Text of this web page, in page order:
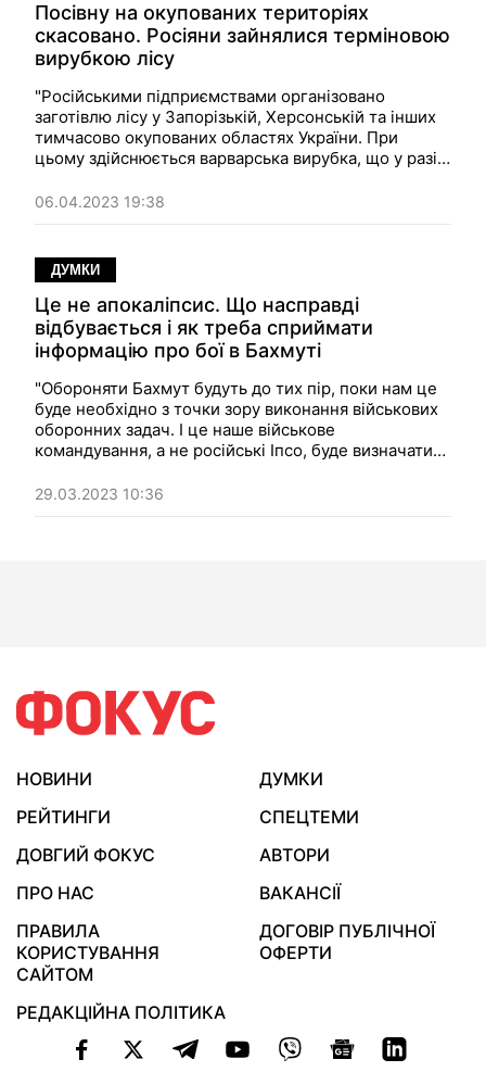
Посівну на окупованих територіях
скасовано. Росіяни зайнялися терміновою
вирубкою лісу
"Російськими підприємствами організовано
заготівлю лісу у Запорізькій, Херсонській та інших
тимчасово окупованих областях України. При
цьому здійснюється варварська вирубка, що у разі її
катастрофічних наслідків для екології". Думка.
06.04.2023 19:38
ДУМКИ
Це не апокаліпсис. Що насправді
відбувається і як треба сприймати
інформацію про бої в Бахмуті
"Обороняти Бахмут будуть до тих пір, поки нам це
буде необхідно з точки зору виконання військових
оборонних задач. І це наше військове
командування, а не російські Iпсо, буде визначати
Думка.
29.03.2023 10:36
НОВИНИ
ДУМКИ
РЕЙТИНГИ
СПЕЦТЕМИ
ДОВГИЙ ФОКУС
АВТОРИ
ПРО НАС
ВАКАНСІЇ
ПРАВИЛА
КОРИСТУВАННЯ
САЙТОМ
ДОГОВІР ПУБЛІЧНОЇ
ОФЕРТИ
РЕДАКЦІЙНА ПОЛІТИКА